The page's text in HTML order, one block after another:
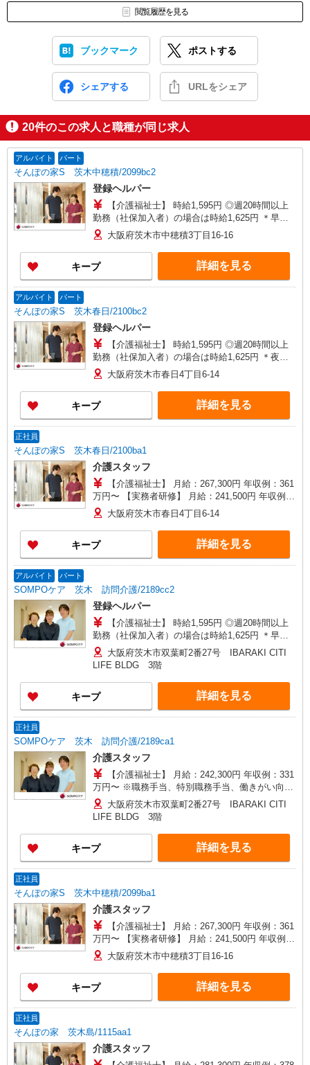
閲覧履歴を見る
ブックマーク ポストする
シェアする URLをシェア
20件のこの求人と職種が同じ求人
アルバイト パート
そんぽの家S 茨木中穂積/2099bc2
登録ヘルパー
【介護福祉士】 時給1,595円 ◎週20時間以上
勤務（社保加入者）の場合は時給1,625円 ＊早朝
夜間（〜8:00、18:00〜）：時給1,994円〜 ＊日曜
祝日：時給1,895円〜 【実務者研修・初任者研修
（ヘルパー1級・2級）】 時給1,515円 ◎週20時間
以上勤務（社保加入者）の場合は時給1,545円 ＊
早朝夜間（〜8:00、18:00〜）：時給1,894円〜 ＊
が同時給 ◎キャンセル手当：職務時給の60％支給
大阪府茨木市中穂積3丁目16-16
キープ 詳細を見る
アルバイト パート
そんぽの家S 茨木春日/2100bc2
登録ヘルパー
【介護福祉士】 時給1,595円 ◎週20時間以上
勤務（社保加入者）の場合は時給1,625円 ＊夜間
（18:00〜）：時給1,994円〜 ＊日曜祝日：時給
1,895円〜 【実務者研修・初任者研修（ヘルパー1
級・2級）】 時給1,515円 ◎週20時間以上勤務
（社保加入者）の場合は時給1,545円 ＊夜間
（18:00〜）：時給1,894円〜 ＊日曜祝日：時給
ンセル手当：職務時給の60％支給
大阪府茨木市春日4丁目6-14
キープ 詳細を見る
正社員
そんぽの家S 茨木春日/2100ba1
介護スタッフ
【介護福祉士】 月給：267,300円 年収例：361
万円〜 【実務者研修】 月給：241,500円 年収例：
330万円〜 【初任者研修】 月給：235,700円 年収
例：325万円〜 ※職務手当、働きがい向上手当、
日祝手当（月平均2回分）、夜勤手当（月平均5回
分）等、毎月平均的に支払われる手当を含みま
す。 ※介護福祉士のみ、特別職務手当も含む ◎残
与 基本給2.08ヶ月分/年支給
大阪府茨木市春日4丁目6-14
キープ 詳細を見る
アルバイト パート
SOMPOケア 茨木 訪問介護/2189cc2
登録ヘルパー
【介護福祉士】 時給1,595円 ◎週20時間以上
勤務（社保加入者）の場合は時給1,625円 ＊早朝
（〜8:00）：時給1,994円〜 ＊日曜祝日：時給
1,895円〜 【実務者研修・初任者研修（ヘルパー1
（社保加入者）の場合は時給1,545円 ＊早朝（〜
8:00）：時給1,931円〜 ＊日曜祝日：時給1,815
円〜 ◎身体介助、生活援助が同時給 ◎キャンセル
大阪府茨木市双葉町2番27号 IBARAKI CITI
LIFE BLDG 3階
キープ 詳細を見る
正社員
SOMPOケア 茨木 訪問介護/2189ca1
介護スタッフ
【介護福祉士】 月給：242,300円 年収例：331
万円〜 ※職務手当、特別職務手当、働きがい向上
手当、日祝手当（月平均2回分）等、毎月平均的に
支払われる手当を含みます。 ◎夜勤手当別途支
給：（8時間）4,000円/回、（16時間）5,000円/回
◎残業時は別途時間外手当支給（超過1分〜） ◎
賞与 基本給2.08ヶ月分/年支給
大阪府茨木市双葉町2番27号 IBARAKI CITI
LIFE BLDG 3階
キープ 詳細を見る
正社員
そんぽの家S 茨木中穂積/2099ba1
介護スタッフ
【介護福祉士】 月給：267,300円 年収例：361
万円〜 【実務者研修】 月給：241,500円 年収例：
330万円〜 【初任者研修】 月給：235,700円 年収
例：325万円〜 ※職務手当、働きがい向上手当、
日祝手当（月平均2回分）、夜勤手当（月平均5回
分）等、毎月平均的に支払われる手当を含みま
す。 ※介護福祉士のみ、特別職務手当も含む ◎残
与 基本給2.08ヶ月分/年支給
大阪府茨木市中穂積3丁目16-16
キープ 詳細を見る
正社員
そんぽの家 茨木島/1115aa1
介護スタッフ